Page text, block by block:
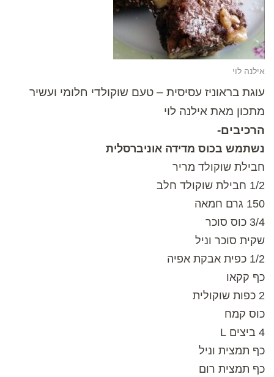
אילנה לוי
עוגת בראוניז עסיסית – טעם שוקולדי חלומי ועשיר
מתכון מאת אילנה לוי
הרכיבים-
נשתמש בכוס מדידה אוניברסלית
חבילת שוקולד מריר
1/2 חבילת שוקולד חלב
150 גרם חמאה
3/4 כוס סוכר
שקית סוכר וניל
1/2 כפית אבקת אפיה
כף קקאו
2 כפות שוקולית
כוס קמח
4 ביצים L
כף תמצית וניל
כף תמצית רום